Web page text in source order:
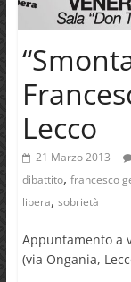
Lecco
21 Marzo 2013
dibattito, francesco
libera, sobrietà
Appuntamento a
(via Ongania,